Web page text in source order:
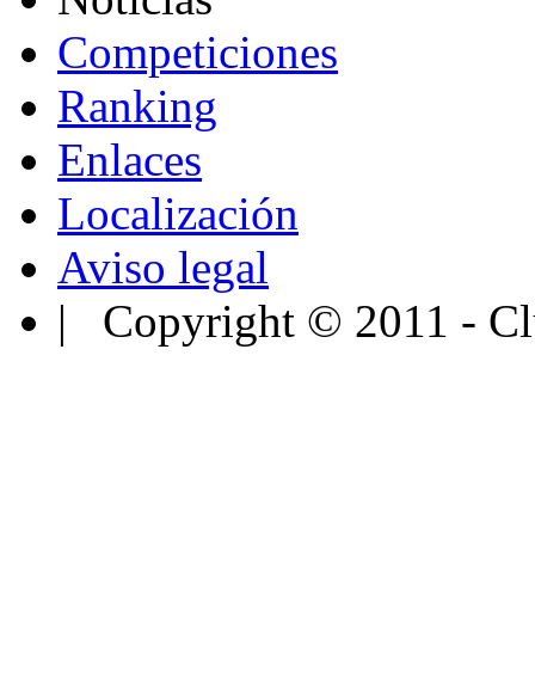
Competiciones
Ranking
Enlaces
Localización
Aviso legal
| Copyright © 2011 -